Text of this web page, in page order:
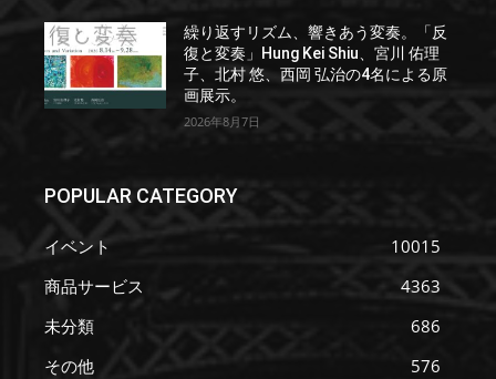
繰り返すリズム、響きあう変奏。「反
復と変奏」Hung Kei Shiu、宮川 佑理
子、北村 悠、西岡 弘治の4名による原
画展示。
2026年8月7日
POPULAR CATEGORY
イベント
10015
商品サービス
4363
未分類
686
その他
576